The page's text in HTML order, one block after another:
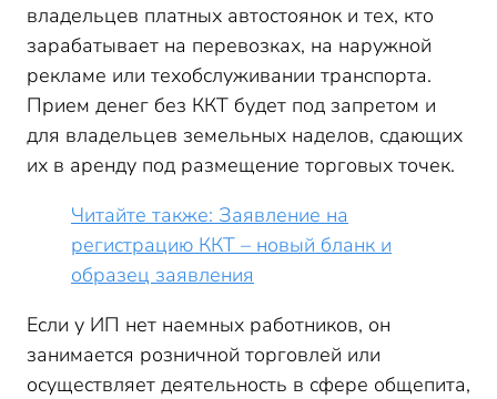
владельцев платных автостоянок и тех, кто
зарабатывает на перевозках, на наружной
рекламе или техобслуживании транспорта.
Прием денег без ККТ будет под запретом и
для владельцев земельных наделов, сдающих
их в аренду под размещение торговых точек.
Читайте также: Заявление на
регистрацию ККТ – новый бланк и
образец заявления
Если у ИП нет наемных работников, он
занимается розничной торговлей или
осуществляет деятельность в сфере общепита,